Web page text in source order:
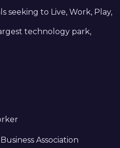
seeking to Live, Work, Play,
technology park,
Association